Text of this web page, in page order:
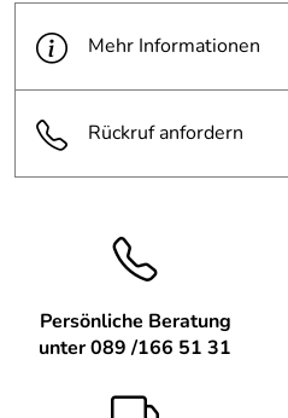
Mehr Informationen
Rückruf anfordern
Persönliche Beratung
unter 089 /166 51 31